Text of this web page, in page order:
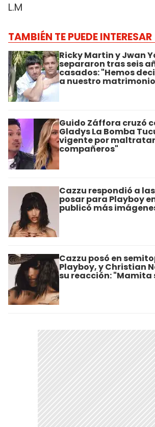
L.M
TAMBIÉN TE PUEDE INTERESAR
Ricky Martin y Jwan
separaron tras seis
casados: "Hemos
a nuestro
Guido Záffora cruzó
Gladys La Bomba
vigente por maltratar
compañeros"
Cazzu respondió a
posar para Playboy
publicó más
Cazzu posó en
Playboy, y Christian
su reacción: "Mamita